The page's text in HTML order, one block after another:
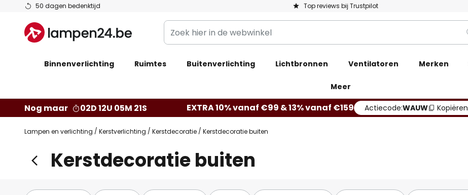
50 dagen bedenktijd Top reviews bij Trustpilot
Ga
de
inhoud
Zoek
hier
de
Binnenverlichting Ruimtes Buitenverlichting Lichtbronnen Ventilatoren Merken
Meer
Nog maar 02D 12U 05M 19S EXTRA 10% vanaf €99 & 13% vanaf €159 Actiecode:WAUW Kopiëren
Lampen en verlichting Kerstverlichting Kerstdecoratie Kerstdecoratie buiten
Kerstdecoratie buiten